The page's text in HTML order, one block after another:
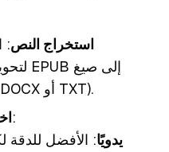
استخراج النص:
قابلة للتحرير (مثل DOCX أو TXT).
:
يدويًا: الأفضل للدقة